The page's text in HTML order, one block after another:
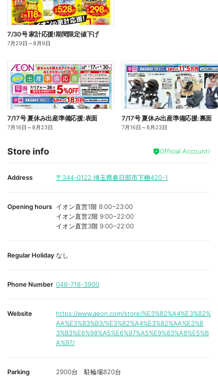
7/30号 家計応援!期間限定値下げ
7月29日 ～8月9日
7/17号 夏休み出産準備応援:表面
7月16日 ～8月23日
7/17号 夏休み出産準備応援:裏面
7月16日 ～8月23日
Store info Official Account
Address 〒344-0122 埼玉県春日部市下柳420-1
Opening hours イオン直営1階 8:00~23:00
イオン直営2階 9:00~22:00
イオン直営3階 9:00~22:00
Regular Holiday なし
Phone Number 048-718-3900
Website
https://www.aeon.com/store/%E3%82%A4%E3%82%
AA%E3%83%B3/%E3%82%A4%E3%82%AA%E3%8
3%B3%E6%98%A5%E6%97%A5%E9%83%A8%E5%B
A%97/
Parking 2900台 駐輪場820台